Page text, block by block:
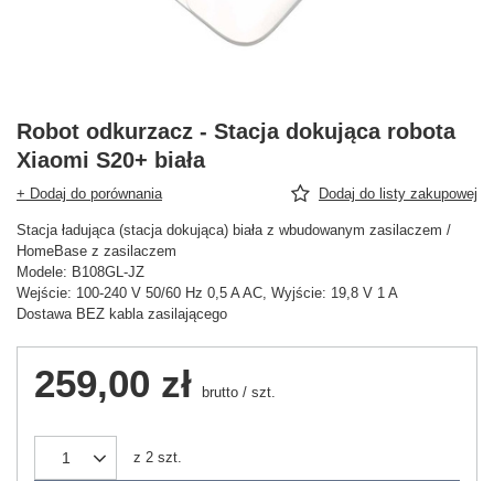
Robot odkurzacz - Stacja dokująca robota
Xiaomi S20+ biała
+ Dodaj do porównania Dodaj do listy zakupowej
Stacja ładująca (stacja dokująca) biała z wbudowanym zasilaczem /
HomeBase z zasilaczem
Modele: B108GL-JZ
Wejście: 100-240 V 50/60 Hz 0,5 A AC, Wyjście: 19,8 V 1 A
Dostawa BEZ kabla zasilającego
259,00 zł brutto / szt.
z 2 szt.